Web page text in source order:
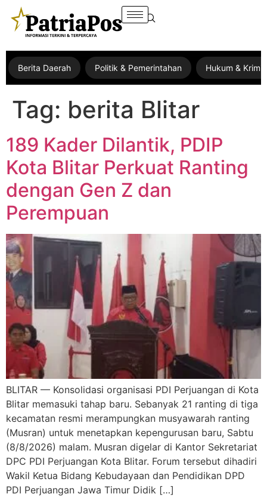
Berita Daerah Politik & Pemerintahan Hukum &
Tag: berita Blitar
189 Kader Dilantik, PDIP
Kota Blitar Perkuat Ranting
dengan Gen Z dan
Perempuan
BLITAR — Konsolidasi organisasi PDI Perjuangan di Kota
Blitar memasuki tahap baru. Sebanyak 21 ranting di tiga
kecamatan resmi merampungkan musyawarah ranting
(Musran) untuk menetapkan kepengurusan baru, Sabtu
(8/8/2026) malam. Musran digelar di Kantor Sekretariat
DPC PDI Perjuangan Kota Blitar. Forum tersebut dihadiri
Wakil Ketua Bidang Kebudayaan dan Pendidikan DPD
PDI Perjuangan Jawa Timur Didik […]